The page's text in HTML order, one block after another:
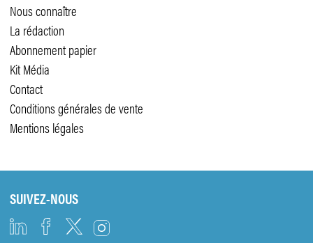
Nous connaître
La rédaction
Abonnement papier
Kit Média
Contact
Conditions générales de vente
Mentions légales
SUIVEZ-NOUS